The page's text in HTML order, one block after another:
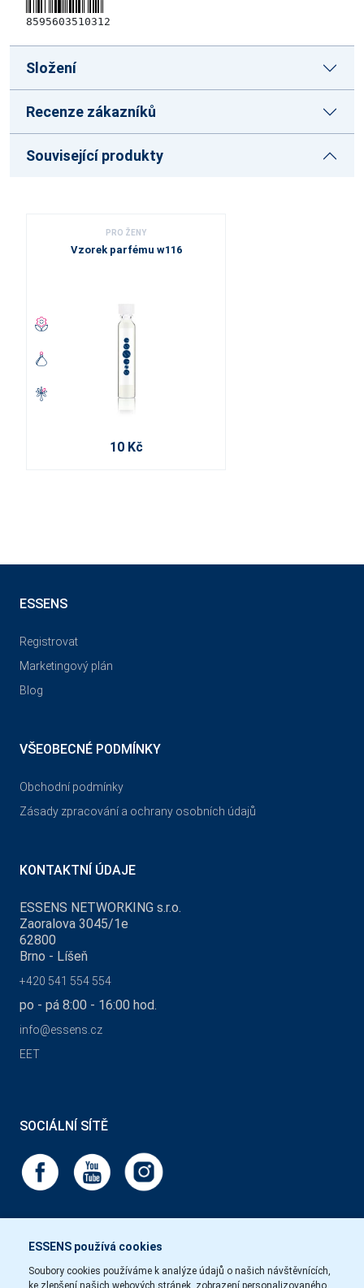
8595603510312
Složení
Recenze zákazníků
Související produkty
PRO ŽENY
Vzorek parfému w116
10 Kč
ESSENS používá cookies
Soubory cookies používáme k analýze údajů o našich návštěvnících,
ke zlepšení našich webových stránek, zobrazení personalizovaného
ESSENS
Registrovat
Marketingový plán
Blog
VŠEOBECNÉ PODMÍNKY
Obchodní podmínky
Zásady zpracování a ochrany osobních údajů
KONTAKTNÍ ÚDAJE
ESSENS NETWORKING s.r.o.
Zaoralova 3045/1e
62800
Brno - Líšeň
+420 541 554 554
po - pá 8:00 - 16:00 hod.
info@essens.cz
EET
SOCIÁLNÍ SÍTĚ